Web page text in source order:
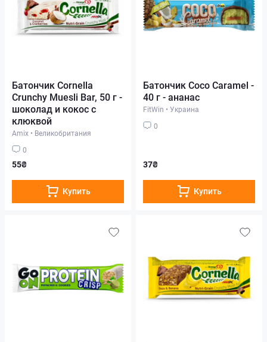
Батончик Cornella
Crunchy Muesli Bar, 50 г -
шоколад и кокос с
клюквой
Amix • Великобритания
0
55₴
Купить
Батончик Coco Caramel -
40 г - ананас
FitWin • Украина
0
37₴
Купить